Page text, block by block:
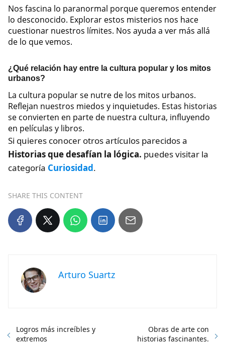
Nos fascina lo paranormal porque queremos entender
lo desconocido. Explorar estos misterios nos hace
cuestionar nuestros límites. Nos ayuda a ver más allá
de lo que vemos.
¿Qué relación hay entre la cultura popular y los mitos
urbanos?
La cultura popular se nutre de los mitos urbanos.
Reflejan nuestros miedos y inquietudes. Estas historias
se convierten en parte de nuestra cultura, influyendo
en películas y libros.
Si quieres conocer otros artículos parecidos a
Historias que desafían la lógica. puedes visitar la
categoría Curiosidad.
SHARE THIS CONTENT
Arturo Suartz
Logros más increíbles y
extremos
Obras de arte con
historias fascinantes.